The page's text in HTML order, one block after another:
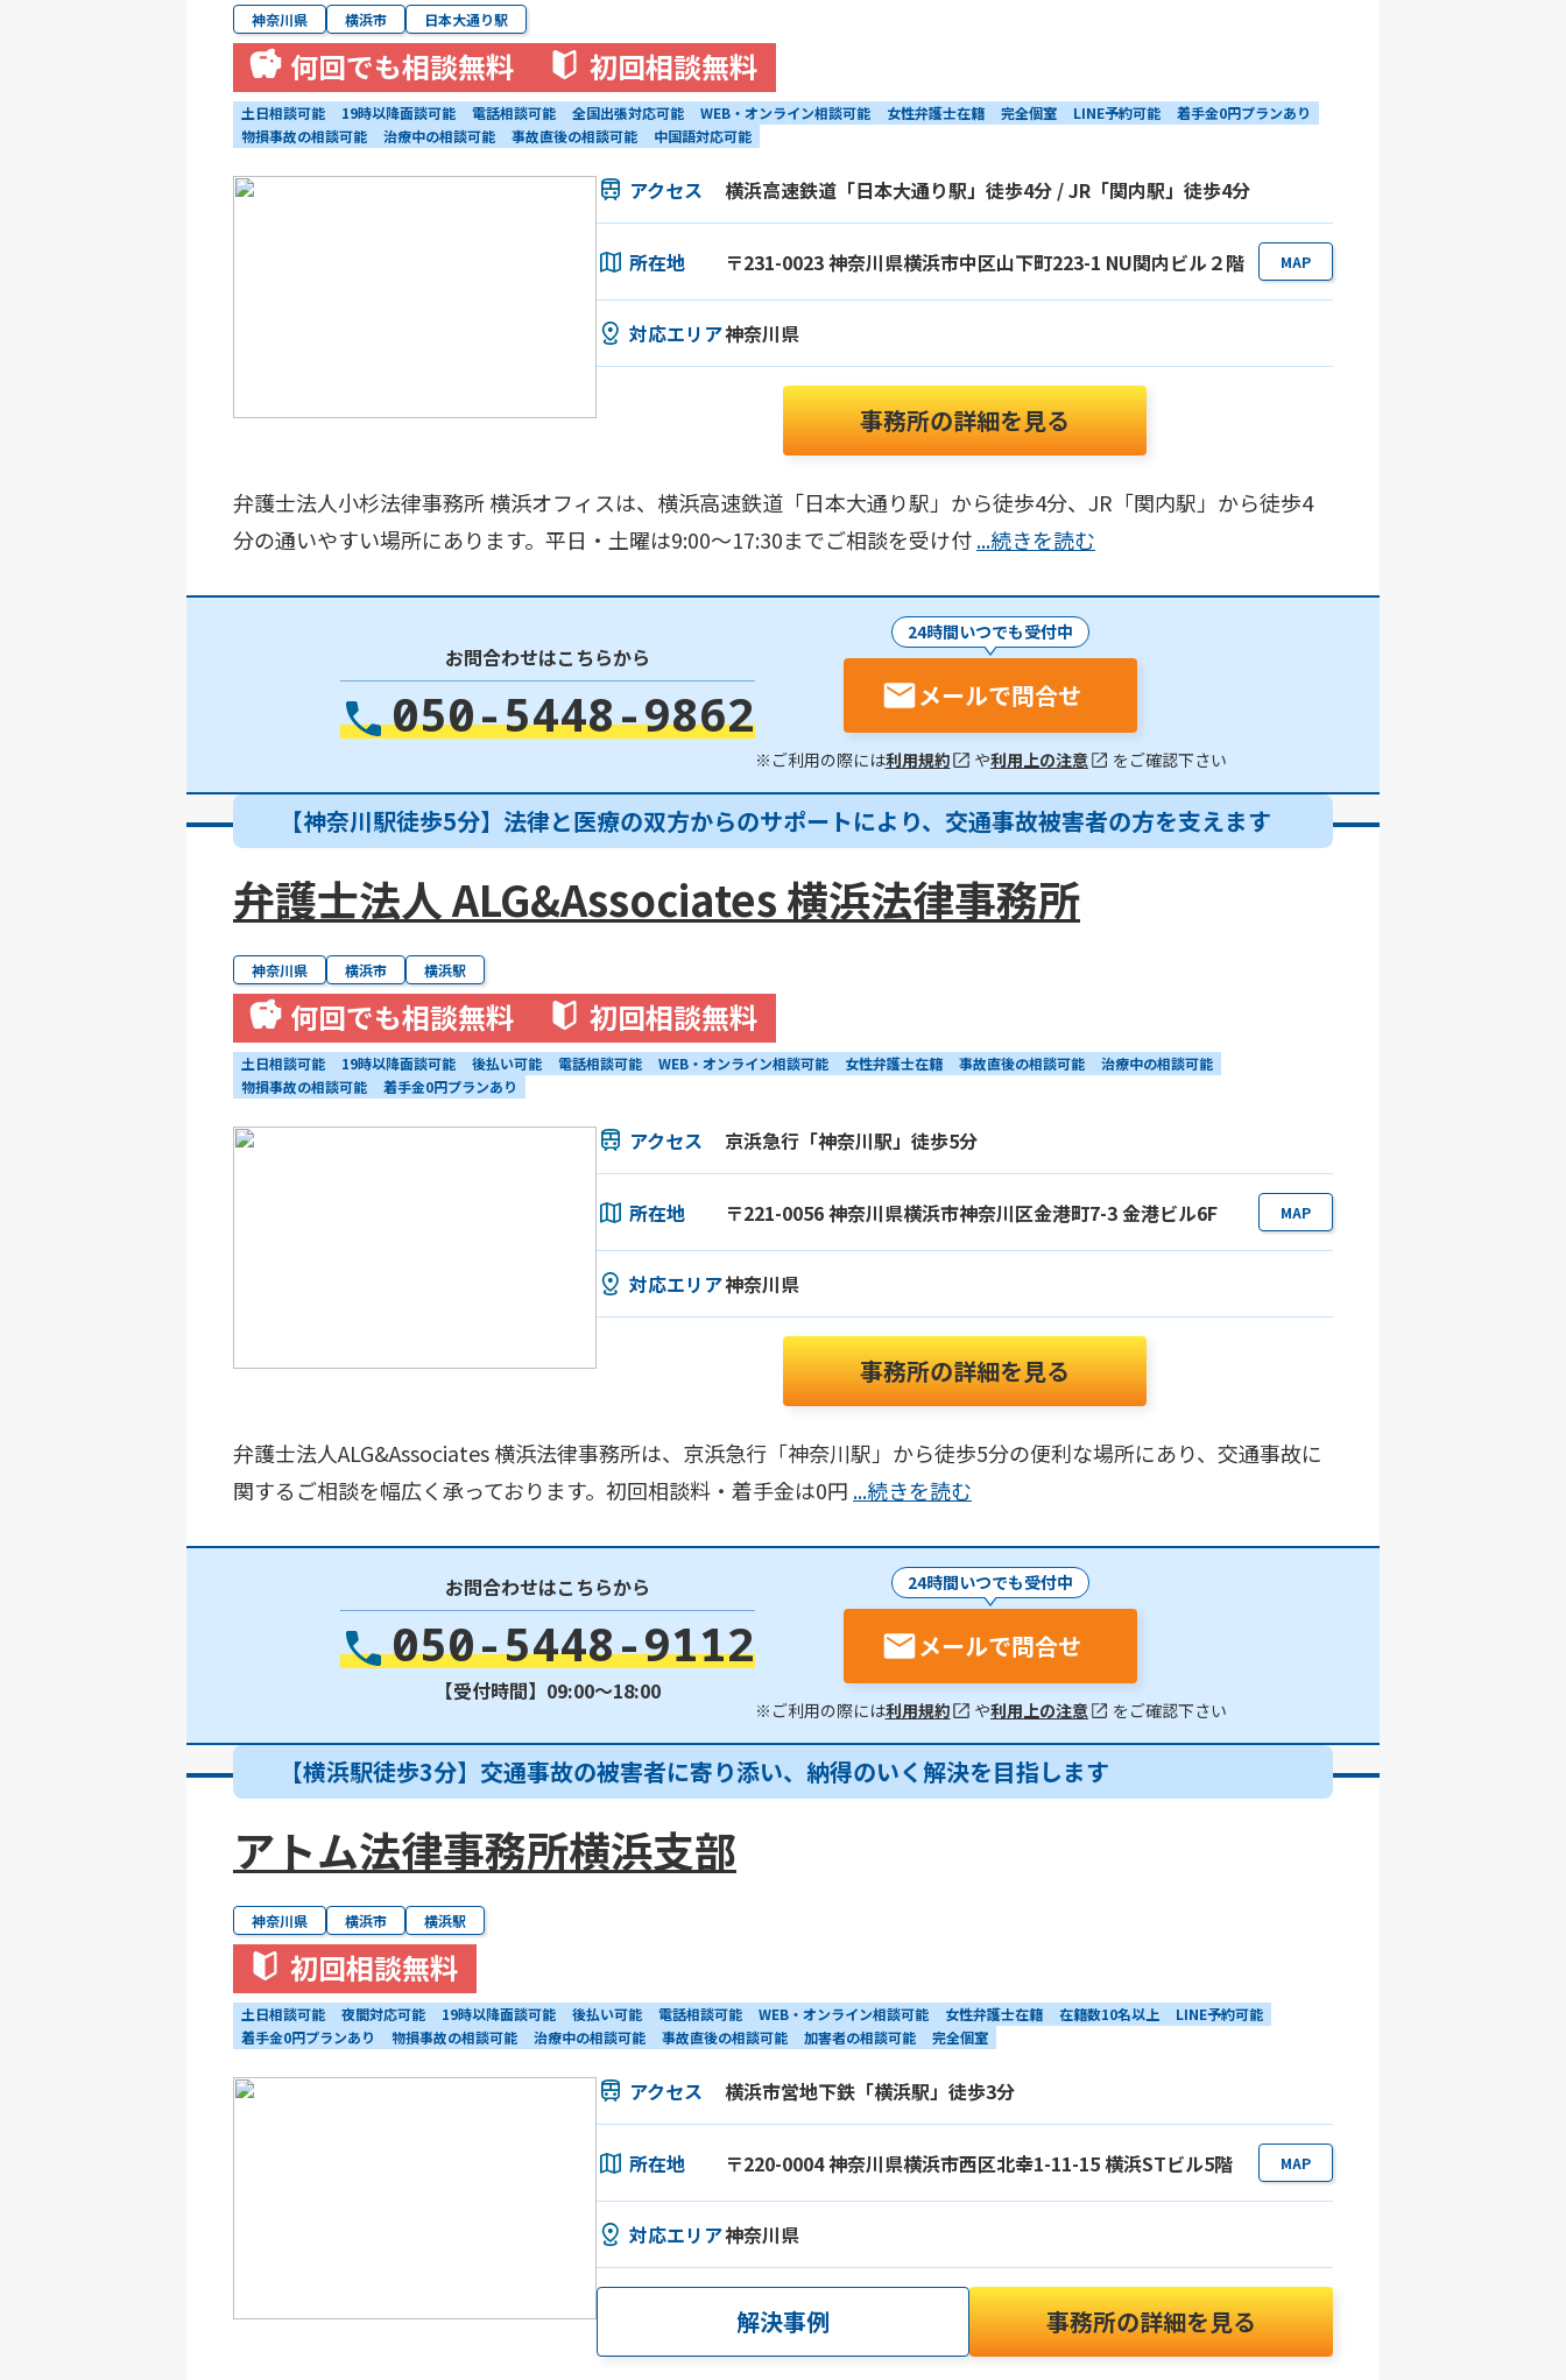
神奈川県 横浜市 日本大通り駅
何回でも相談無料 初回相談無料
土日相談可能 19時以降面談可能 電話相談可能 全国出張対応可能 WEB・オンライン相談可能 女性弁護士在籍 完全個室 LINE予約可能
着手金0円プランあり
物損事故の相談可能
治療中の相談可能 事故直後の相談可能 中国語対応可能
アクセス 横浜高速鉄道「日本大通り駅」徒歩4分 / JR「関内駅」徒歩4分
所在地 〒231-0023 神奈川県横浜市中区山下町223-1 NU関内ビル２階 MAP
対応エリア神奈川県
事務所の詳細を見る
弁護士法人小杉法律事務所 横浜オフィスは、横浜高速鉄道「日本大通り駅」から徒歩4分、JR「関内駅」から徒歩4
分の通いやすい場所にあります。平日・土曜は9:00～17:30までご相談を受け付...続きを読む
お問合わせはこちらから
050-5448-9862
24時間いつでも受付中
メールで問合せ
※ご利用の際には利用規約 や利用上の注意 をご確認下さい
【神奈川駅徒歩5分】法律と医療の双方からのサポートにより、交通事故被害者の方を支えます
弁護士法人 ALG&Associates 横浜法律事務所
神奈川県 横浜市 横浜駅
何回でも相談無料 初回相談無料
土日相談可能 19時以降面談可能 後払い可能 電話相談可能 WEB・オンライン相談可能 女性弁護士在籍 事故直後の相談可能
治療中の相談可能
物損事故の相談可能
着手金0円プランあり
アクセス 京浜急行「神奈川駅」徒歩5分
所在地 〒221-0056 神奈川県横浜市神奈川区金港町7-3 金港ビル6F MAP
対応エリア神奈川県
事務所の詳細を見る
弁護士法人ALG&Associates 横浜法律事務所は、京浜急行「神奈川駅」から徒歩5分の便利な場所にあり、交通事故に
関するご相談を幅広く承っております。初回相談料・着手金は0円 ...続きを読む
お問合わせはこちらから
050-5448-9112
【受付時間】09:00〜18:00
24時間いつでも受付中
メールで問合せ
※ご利用の際には利用規約 や利用上の注意 をご確認下さい
【横浜駅徒歩3分】交通事故の被害者に寄り添い、納得のいく解決を目指します
アトム法律事務所横浜支部
神奈川県 横浜市 横浜駅
初回相談無料
土日相談可能 夜間対応可能 19時以降面談可能 後払い可能 電話相談可能 WEB・オンライン相談可能 女性弁護士在籍 在籍数10名以上
LINE予約可能
着手金0円プランあり
物損事故の相談可能 治療中の相談可能 事故直後の相談可能 加害者の相談可能 完全個室
アクセス 横浜市営地下鉄「横浜駅」徒歩3分
所在地 〒220-0004 神奈川県横浜市西区北幸1-11-15 横浜STビル5階 MAP
対応エリア神奈川県
解決事例 事務所の詳細を見る